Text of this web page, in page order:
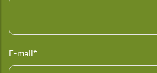
E-mail*